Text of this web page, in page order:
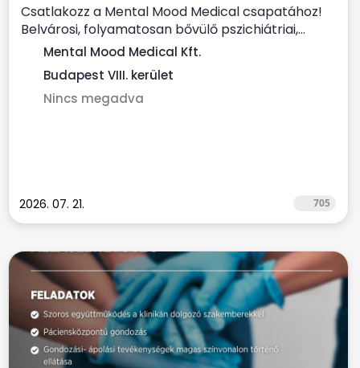
Csatlakozz a Mental Mood Medical csapatához!
Belvárosi, folyamatosan bővülő pszichiátriai,...
Mental Mood Medical Kft.
Budapest VIII. kerület
Nincs megadva
2026. 07. 21. 705